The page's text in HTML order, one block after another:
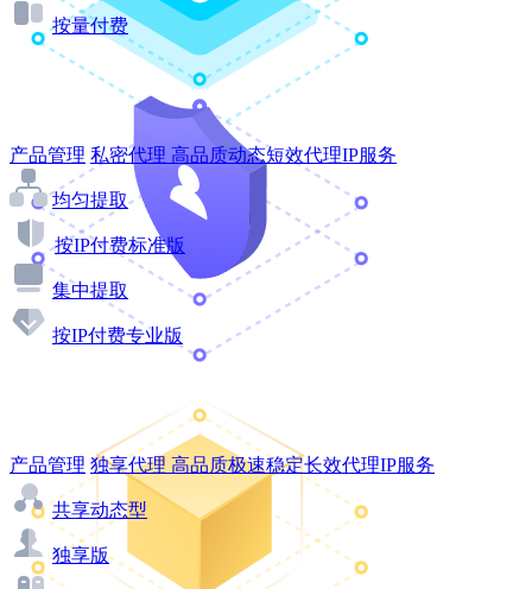
按量付费
产品管理 私密代理 高品质动态短效代理IP服务
均匀提取
按IP付费标准版
集中提取
按IP付费专业版
产品管理 独享代理 高品质极速稳定长效代理IP服务
共享动态型
独享版